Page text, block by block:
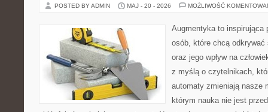
POSTED BY ADMIN MAJ - 20 - 2026 MOŻLIWOŚĆ
Augmentyka to inspirująca
osób, które chcą odkrywać
oraz jego wpływ na
z myślą o czytelnikach,
automaty zmieniają nasze
którym nauka nie jest